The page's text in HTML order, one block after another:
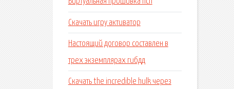
Скачать игру активатор
Настоящий договор составлен в
трех экземплярах гибдд
Скачать the incredible hulk через